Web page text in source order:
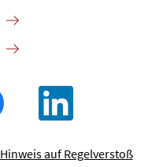
Hinweis auf Regelverstoß